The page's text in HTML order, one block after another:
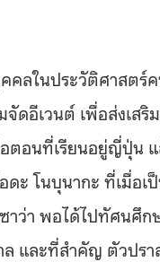
ลในประวัติศาสตร์
ดอีเวนต์ เพื่อส่งเสริ
ตอนที่เรียนอยู่ญี่ปุ่น แ
ดะ โนบุนากะ ที่เมื่อ
าว่า พอได้ไปทัศนศึ
และที่สำคัญ ตัวปรา